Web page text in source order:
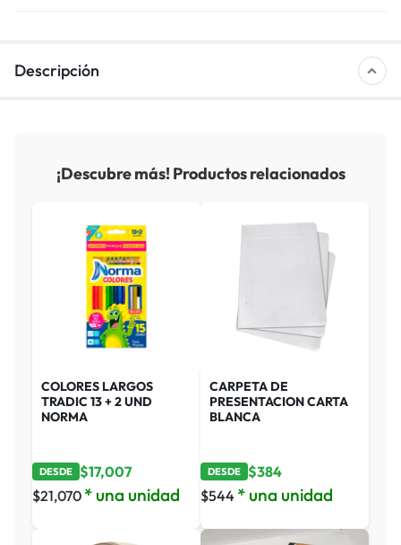
Descripción
¡Descubre más! Productos relacionados
COLORES LARGOS
TRADIC 13 + 2 UND
NORMA
DESDE $17,007
$21,070 * una unidad
CARPETA DE
PRESENTACION CARTA
BLANCA
DESDE $384
$544 * una unidad